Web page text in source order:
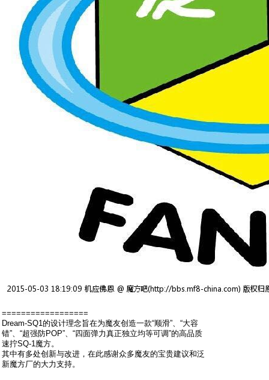
==================
Dream-SQ1的设计理念旨在为魔友创造一款“顺滑”、“大容
错”、“超强防POP”、“四面弹力真正独立均等可调”的高品质
速拧SQ-1魔方。
其中有多处创新与改进，在此感谢众多魔友的宝贵建议和泛
新魔方厂的大力支持。